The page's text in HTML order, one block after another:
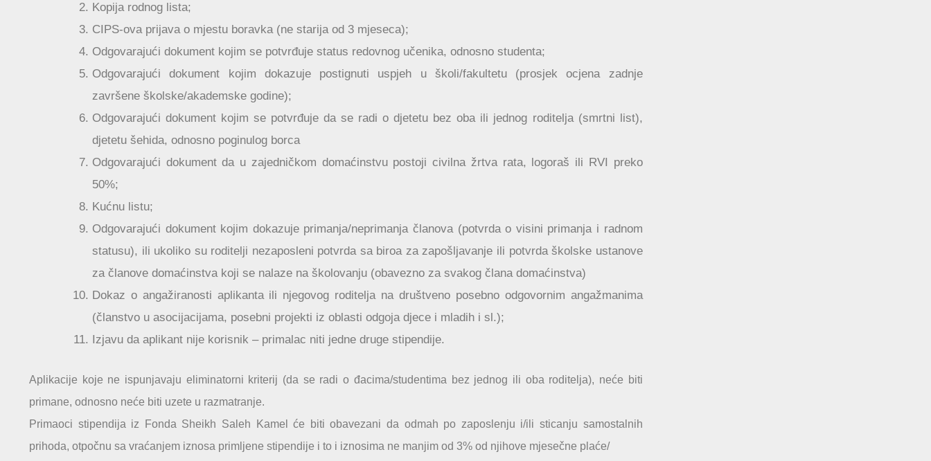
Kopija rodnog lista;
CIPS-ova prijava o mjestu boravka (ne starija od 3 mjeseca);
Odgovarajući dokument kojim se potvrđuje status redovnog učenika, odnosno studenta;
Odgovarajući dokument kojim dokazuje postignuti uspjeh u školi/fakultetu (prosjek ocjena zadnje
završene školske/akademske godine);
Odgovarajući dokument kojim se potvrđuje da se radi o djetetu bez oba ili jednog roditelja (smrtni list),
djetetu šehida, odnosno poginulog borca
Odgovarajući dokument da u zajedničkom domaćinstvu postoji civilna žrtva rata, logoraš ili RVI preko
50%;
Kućnu listu;
Odgovarajući dokument kojim dokazuje primanja/neprimanja članova (potvrda o visini primanja i radnom
statusu), ili ukoliko su roditelji nezaposleni potvrda sa biroa za zapošljavanje ili potvrda školske ustanove
za članove domaćinstva koji se nalaze na školovanju (obavezno za svakog člana domaćinstva)
Dokaz o angažiranosti aplikanta ili njegovog roditelja na društveno posebno odgovornim angažmanima
(članstvo u asocijacijama, posebni projekti iz oblasti odgoja djece i mladih i sl.);
Izjavu da aplikant nije korisnik – primalac niti jedne druge stipendije.
Aplikacije koje ne ispunjavaju eliminatorni kriterij (da se radi o đacima/studentima bez jednog ili oba roditelja), neće biti
primane, odnosno neće biti uzete u razmatranje.
Primaoci stipendija iz Fonda Sheikh Saleh Kamel će biti obavezani da odmah po zaposlenju i/ili sticanju samostalnih
prihoda, otpočnu sa vraćanjem iznosa primljene stipendije i to i iznosima ne manjim od 3% od njihove mjesečne plaće/